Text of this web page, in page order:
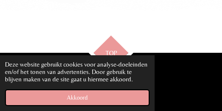
Deze website gebruikt cookies voor analyse-doeleinden
en/of het tonen van advertenties. Door gebruik te
blijven maken van de site gaat u hiermee akkoord.
Akkoord
TOP
© 2023 - 2026 Lolo Schoonheidszorgen
Powered byJouwWeb